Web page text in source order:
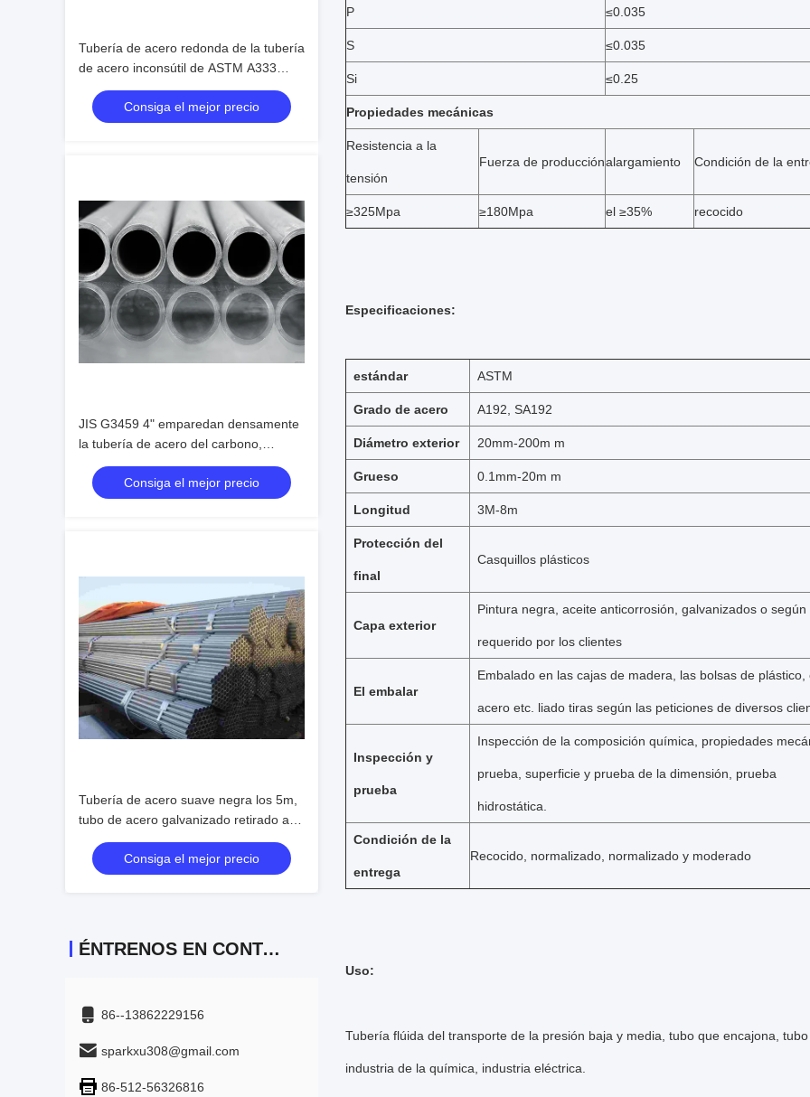
Tubería de acero redonda de la tubería
de acero inconsútil de ASTM A333
para la entrega del líquido de la
presión bajaConsiga el mejor precio
JIS G3459 4" emparedan densamente
la tubería de acero del carbono,
tubería de acero inconsútil de la
aleación S32750/S32760
Consiga el mejor precio
Tubería de acero suave negra los 5m,
tubo de acero galvanizado retirado a
frío ASME SA179/SA179M del carbono
Consiga el mejor precio
ÉNTRENOS EN CONTACTO CON
86--13862229156
sparkxu308@gmail.com
86-512-56326816
P ≤0.035
S ≤0.035
Si ≤0.25
Propiedades mecánicas
Resistencia a la
tensión
Fuerza de producciónalargamiento Condición de la
≥325Mpa ≥180Mpa el ≥35% recocido
Especificaciones:
estándar ASTM
Grado de acero A192, SA192
Diámetro exterior 20mm-200m m
Grueso 0.1mm-20m m
Longitud 3M-8m
Protección del
final
Casquillos plásticos
Capa exterior
Pintura negra, aceite anticorrosión, galvanizados o según
requerido por los clientes
El embalar
Embalado en las cajas de madera, las bolsas de plástico,
acero etc. liado tiras según las peticiones de diversos
Inspección y
prueba
Inspección de la composición química, propiedades
prueba, superficie y prueba de la dimensión, prueba
hidrostática.
Condición de la
entrega
Recocido, normalizado, normalizado y moderado
Uso:
Tubería flúida del transporte de la presión baja y media, tubo que encajona,
industria de la química, industria eléctrica.